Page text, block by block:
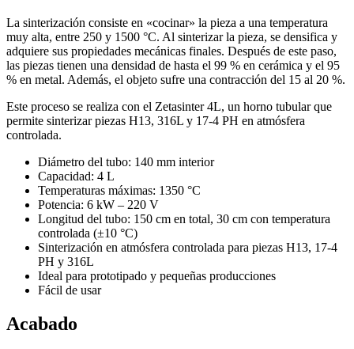
La sinterización consiste en «cocinar» la pieza a una temperatura
muy alta, entre 250 y 1500 °C. Al sinterizar la pieza, se densifica y
adquiere sus propiedades mecánicas finales. Después de este paso,
las piezas tienen una densidad de hasta el 99 % en cerámica y el 95
% en metal. Además, el objeto sufre una contracción del 15 al 20 %.
Este proceso se realiza con el Zetasinter 4L, un horno tubular que
permite sinterizar piezas H13, 316L y 17-4 PH en atmósfera
controlada.
Diámetro del tubo: 140 mm interior
Capacidad: 4 L
Temperaturas máximas: 1350 °C
Potencia: 6 kW – 220 V
Longitud del tubo: 150 cm en total, 30 cm con temperatura
controlada (±10 °C)
Sinterización en atmósfera controlada para piezas H13, 17-4
PH y 316L
Ideal para prototipado y pequeñas producciones
Fácil de usar
Acabado